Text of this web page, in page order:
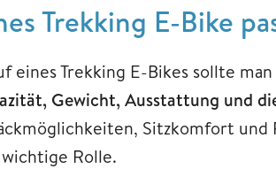
Trekking E-Bike
eines Trekking E-Bikes sollte
Gewicht, Ausstattung und
Sitzkomfort
Rolle.